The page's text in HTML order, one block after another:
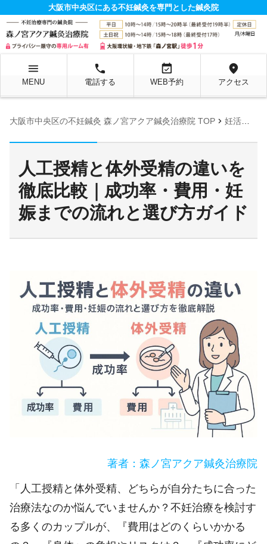
大阪市中央区にある不妊鍼灸を専門とした鍼灸院
menu
MENU
local_phone
電話する
event_available
WEB予約
location_on
アクセス
大阪市中央区の不妊鍼灸 森ノ宮アクア鍼灸治療院 TOP chevron_right 妊活お役立ち情報ページ
人工授精と体外受精の違いを
徹底比較｜成功率・費用・妊
娠までの流れと選び方ガイド
著者：森ノ宮アクア鍼灸治療院
「人工授精と体外受精、どちらが自分たちに合った
治療法なのか悩んでいませんか？不妊治療を検討す
る多くのカップルが、『費用はどのくらいかかる